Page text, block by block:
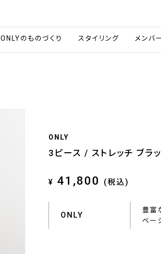
ONLYのものづくり スタイリング メンバ
ONLY
3ピース / ストレッチ ブラ
¥ 41,800 (税込)
ONLY
豊富
ベー